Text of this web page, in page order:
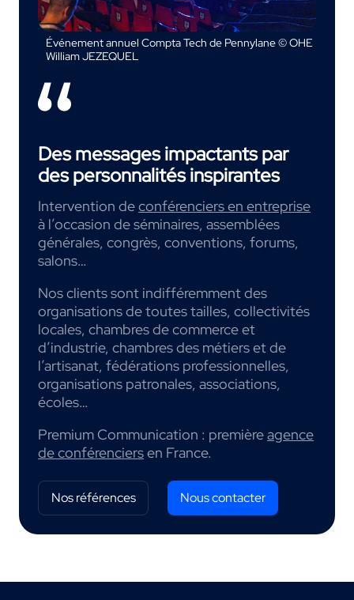
Événement annuel Compta Tech de Pennylane © OHE
William JEZEQUEL
Des messages impactants par
des personnalités inspirantes
Intervention deconférenciers en entreprise
à l’occasion de séminaires, assemblées
générales, congrès, conventions, forums,
salons…
Nos clients sont indifféremment des
organisations de toutes tailles, collectivités
locales, chambres de commerce et
d’industrie, chambres des métiers et de
l’artisanat, fédérations professionnelles,
organisations patronales, associations,
écoles…
Premium Communication : premièreagence
de conférenciersen France.
Nos références Nous contacter